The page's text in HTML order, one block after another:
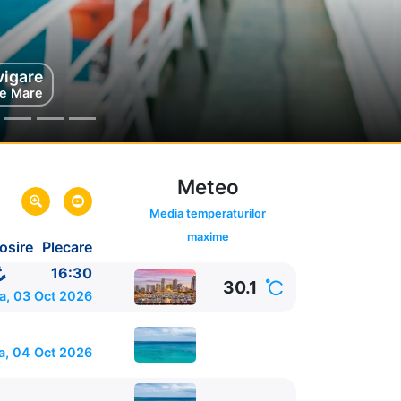
Mare
Plecare
Meteo
Media temperaturilor
maxime
16:30
03 Oct 2026 30.1
04 Oct 2026